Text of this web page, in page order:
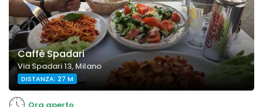
Caffè Spadari
Via Spadari 13, Milano
DISTANZA: 27 M